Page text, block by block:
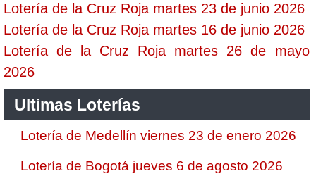
Lotería de la Cruz Roja martes 23 de junio 2026
Lotería de la Cruz Roja martes 16 de junio 2026
Lotería de la Cruz Roja martes 26 de mayo
2026
Ultimas Loterías
Lotería de Medellín viernes 23 de enero 2026
Lotería de Bogotá jueves 6 de agosto 2026